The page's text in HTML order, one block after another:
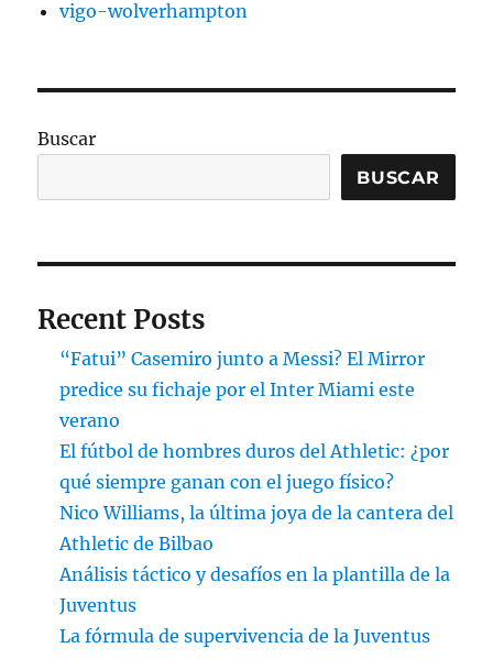
vigo-wolverhampton
Buscar
BUSCAR
Recent Posts
“Fatui” Casemiro junto a Messi? El Mirror
predice su fichaje por el Inter Miami este
verano
El fútbol de hombres duros del Athletic: ¿por
qué siempre ganan con el juego físico?
Nico Williams, la última joya de la cantera del
Athletic de Bilbao
Análisis táctico y desafíos en la plantilla de la
Juventus
La fórmula de supervivencia de la Juventus